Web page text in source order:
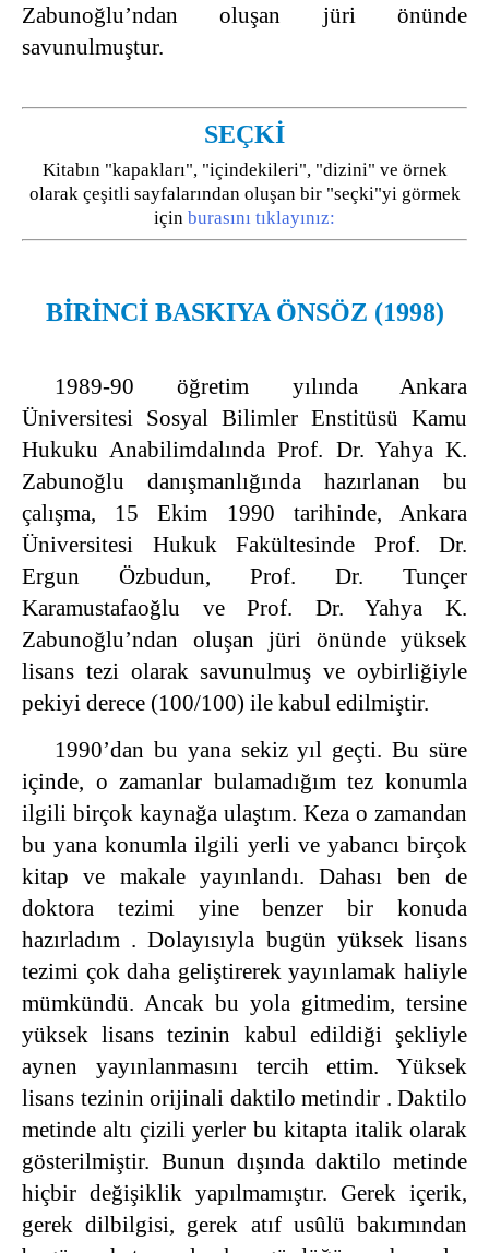
Zabunoğlu’ndan oluşan jüri önünde
savunulmuştur.
SEÇKİ
Kitabın "kapakları", "içindekileri", "dizini" ve örnek
olarak çeşitli sayfalarından oluşan bir "seçki"yi görmek
için burasını tıklayınız:
BİRİNCİ BASKIYA ÖNSÖZ (1998)
1989-90 öğretim yılında Ankara
Üniversitesi Sosyal Bilimler Enstitüsü Kamu
Hukuku Anabilimdalında Prof. Dr. Yahya K.
Zabunoğlu danışmanlığında hazırlanan bu
çalışma, 15 Ekim 1990 tarihinde, Ankara
Üniversitesi Hukuk Fakültesinde Prof. Dr.
Ergun Özbudun, Prof. Dr. Tunçer
Karamustafaoğlu ve Prof. Dr. Yahya K.
Zabunoğlu’ndan oluşan jüri önünde yüksek
lisans tezi olarak savunulmuş ve oybirliğiyle
pekiyi derece (100/100) ile kabul edilmiştir.
1990’dan bu yana sekiz yıl geçti. Bu süre
içinde, o zamanlar bulamadığım tez konumla
ilgili birçok kaynağa ulaştım. Keza o zamandan
bu yana konumla ilgili yerli ve yabancı birçok
kitap ve makale yayınlandı. Dahası ben de
doktora tezimi yine benzer bir konuda
hazırladım . Dolayısıyla bugün yüksek lisans
tezimi çok daha geliştirerek yayınlamak haliyle
mümkündü. Ancak bu yola gitmedim, tersine
yüksek lisans tezinin kabul edildiği şekliyle
aynen yayınlanmasını tercih ettim. Yüksek
lisans tezinin orijinali daktilo metindir . Daktilo
metinde altı çizili yerler bu kitapta italik olarak
gösterilmiştir. Bunun dışında daktilo metinde
hiçbir değişiklik yapılmamıştır. Gerek içerik,
gerek dilbilgisi, gerek atıf usûlü bakımından